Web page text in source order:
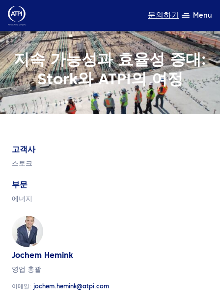
문의하기 Menu
전문성
제품
지속가능성
검색
한국어
지속 가능성과 효율성 증대:
Stork와 ATPI의 여정
고객사
스토크
부문
에너지
Jochem Hemink
영업 총괄
이메일: jochem.hemink@atpi.com